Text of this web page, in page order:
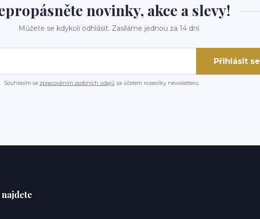
novinky, akce a slevy!
Můžete se kdykoli odhlásit. Zasíláme jednou za 14 dní.
Přihlásit se
Souhlasím se zpracováním osobních údajůza účelem rozesílky newsletteru.